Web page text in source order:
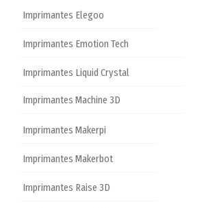
Imprimantes Elegoo
Imprimantes Emotion Tech
Imprimantes Liquid Crystal
Imprimantes Machine 3D
Imprimantes Makerpi
Imprimantes Makerbot
Imprimantes Raise 3D